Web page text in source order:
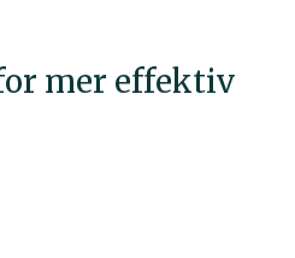
mer effektiv